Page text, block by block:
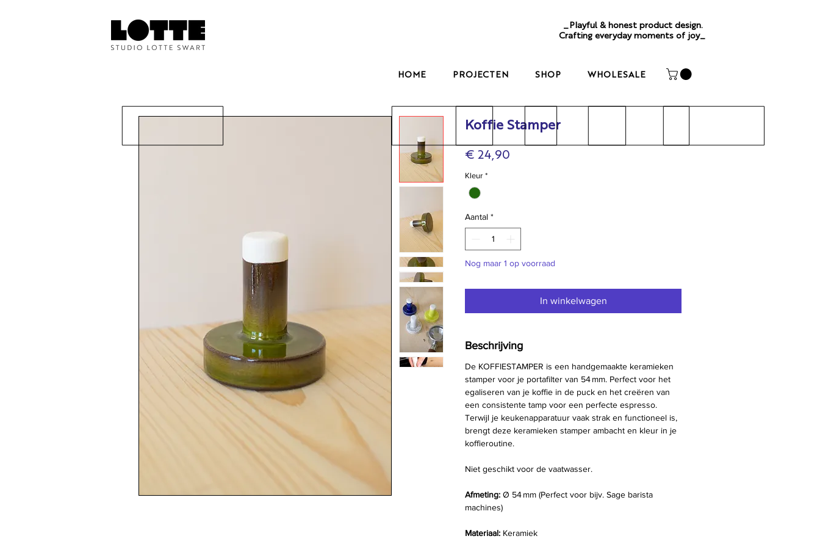
_Playful & honest product design.
Crafting everyday moments of joy_
HOME PROJECTEN SHOP WHOLESALE
Koffie Stamper
€ 24,90
Kleur *
Aantal *
Nog maar 1 op voorraad
In winkelwagen
Beschrijving
De KOFFIESTAMPER is een handgemaakte keramieken
stamper voor je portafilter van 54 mm. Perfect voor het
egaliseren van je koffie in de puck en het creëren van
een consistente tamp voor een perfecte espresso.
Terwijl je keukenapparatuur vaak strak en functioneel is,
brengt deze keramieken stamper ambacht en kleur in je
koffieroutine.
Niet geschikt voor de vaatwasser.
Afmeting: Ø 54 mm (Perfect voor bijv. Sage barista
machines)
Materiaal: Keramiek